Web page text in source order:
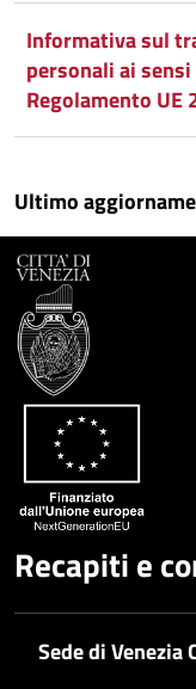
Informativa sul
personali ai
Regolamento UE
Ultimo
Recapiti e
Sede di Venezia